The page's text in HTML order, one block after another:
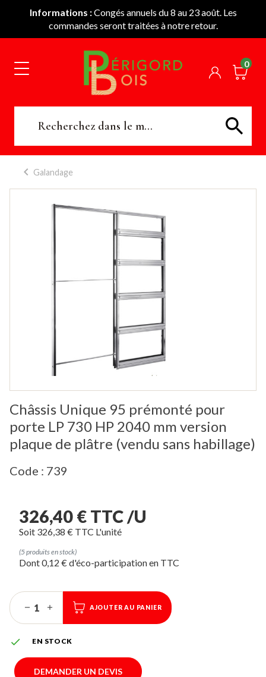
Informations :Congés annuels du 8 au 23 août. Les
commandes seront traitées à notre retour.
0
Galandage
Châssis Unique 95 prémonté pour
porte LP 730 HP 2040 mm version
plaque de plâtre (vendu sans habillage)
Code : 739
326,40 € TTC /U
Soit 326,38 € TTC L'unité
(5 produits en stock)
Dont 0,12 € d'éco-participation
AJOUTER AU PANIER
 EN STOCK
DEMANDER UN DEVIS